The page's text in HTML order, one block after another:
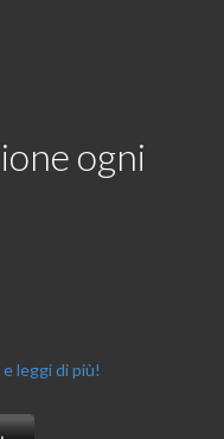
ogni
leggi di più!